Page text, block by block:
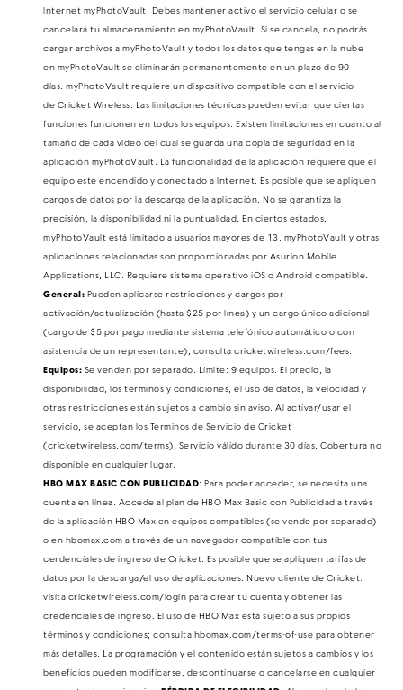
Internet myPhotoVault. Debes mantener activo el servicio celular o se
cancelará tu almacenamiento en myPhotoVault. Si se cancela, no podrás
cargar archivos a myPhotoVault y todos los datos que tengas en la nube
en myPhotoVault se eliminarán permanentemente en un plazo de 90
días. myPhotoVault requiere un dispositivo compatible con el servicio
de Cricket Wireless. Las limitaciones técnicas pueden evitar que ciertas
funciones funcionen en todos los equipos. Existen limitaciones en cuanto al
tamaño de cada video del cual se guarda una copia de seguridad en la
aplicación myPhotoVault. La funcionalidad de la aplicación requiere que el
equipo esté encendido y conectado a Internet. Es posible que se apliquen
cargos de datos por la descarga de la aplicación. No se garantiza la
precisión, la disponibilidad ni la puntualidad. En ciertos estados,
myPhotoVault está limitado a usuarios mayores de 13. myPhotoVault y otras
aplicaciones relacionadas son proporcionadas por Asurion Mobile
Applications, LLC. Requiere sistema operativo iOS o Android compatible.
General: Pueden aplicarse restricciones y cargos por
activación/actualización (hasta $25 por línea) y un cargo único adicional
(cargo de $5 por pago mediante sistema telefónico automático o con
asistencia de un representante); consulta cricketwireless.com/fees.
Equipos: Se venden por separado. Límite: 9 equipos​​​​​​​. El precio, la
disponibilidad, los términos y condiciones, el uso de datos, la velocidad y
otras restricciones están sujetos a cambio sin aviso. Al activar/usar el
servicio, se aceptan los Términos de Servicio de Cricket
(cricketwireless.com/terms). Servicio válido durante 30 días. Cobertura no
disponible en cualquier lugar.
HBO MAX BASIC CON PUBLICIDAD​​​​​​​: Para poder acceder, se necesita una
cuenta en línea. Accede al plan de HBO Max Basic con Publicidad a través
de la aplicación HBO Max en equipos compatibles (se vende por separado)
o en hbomax.com a través de un navegador compatible con tus
cerdenciales de ingreso de Cricket. Es posible que se apliquen tarifas de
datos por la descarga/el uso de aplicaciones. Nuevo cliente de Cricket:
visita cricketwireless.com/login para crear tu cuenta y obtener las
credenciales de ingreso. El uso de HBO Max está sujeto a sus propios
términos y condiciones; consulta hbomax.com/terms-of-use para obtener
más detalles. La programación y el contenido están sujetos a cambios y los
beneficios pueden modificarse, descontinuarse o cancelarse en cualquier